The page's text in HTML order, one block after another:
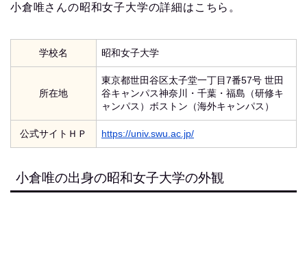
小倉唯さんの昭和女子大学の詳細はこちら。
学校名 昭和女子大学
所在地
東京都世田谷区太子堂一丁目7番57号 世田
谷キャンパス神奈川・千葉・福島（研修キ
ャンパス）ボストン（海外キャンパス）
公式サイトＨＰ https://univ.swu.ac.jp/
小倉唯の出身の昭和女子大学の外観